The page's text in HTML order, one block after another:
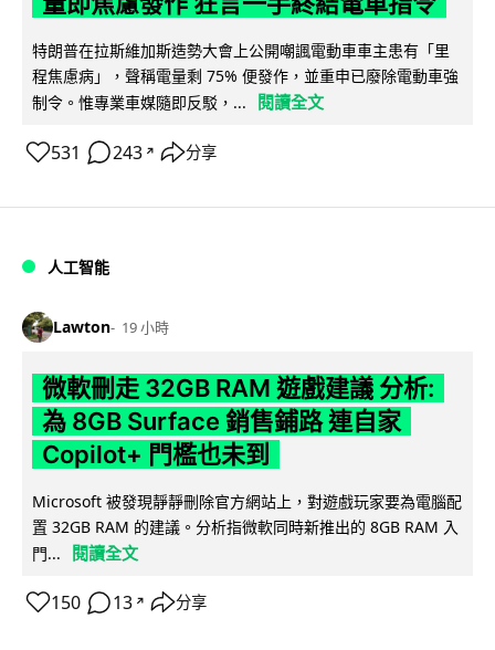
特朗普在拉斯維加斯造勢大會上公開嘲諷電動車車主患有「里
程焦慮病」，聲稱電量剩 75% 便發作，並重申已廢除電動車強
制令。惟專業車媒隨即反駁，...
閱讀全文
531 243 ↗ 分享
人工智能
Lawton 19 小時
微軟刪走 32GB RAM 遊戲建議 分析:
為 8GB Surface 銷售鋪路 連自家
Copilot+ 門檻也未到
Microsoft 被發現靜靜刪除官方網站上，對遊戲玩家要為電腦配
置 32GB RAM 的建議。分析指微軟同時新推出的 8GB RAM 入
門...
閱讀全文
150 13 ↗ 分享